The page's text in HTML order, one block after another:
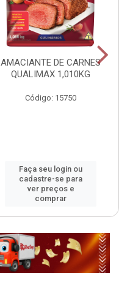
AMACIANTE DE CARNES
QUALIMAX 1,010KG
Código: 15750
Faça seu login ou
cadastre-se para
ver preços e
comprar